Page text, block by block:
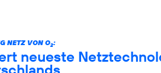
NETZ VON O2:
neueste